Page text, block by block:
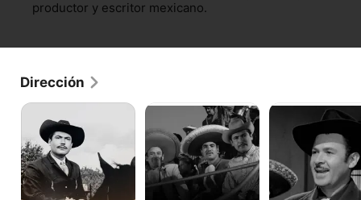
productor y escritor mexicano.
Dirección
El
tragabalas
Tres
Los
Reyes